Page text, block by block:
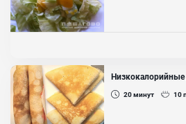
Горчица и мед отлично сочетаются.
считанные минуты, а получается
который раскрывает вкусовые качества
Такой соус очень популярен в Европе.
использовать липовый мед, для
мед черноклен...
20минут 10